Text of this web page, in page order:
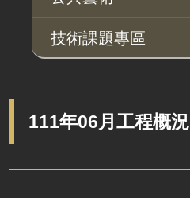
技術課題專區
111年06月工程概況